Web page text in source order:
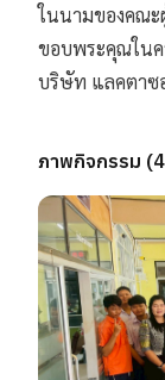
ในนามของคณะ
ขอบพระคุณในค
บริษัท แลคตาซ
ภาพกิจกรรม (4